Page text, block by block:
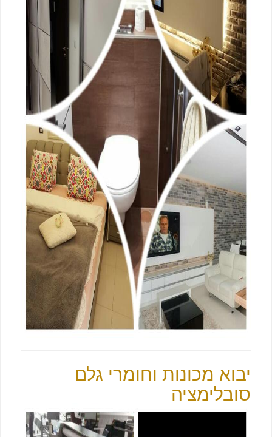
יבוא מכונות וחומרי גלם
סובלימציה